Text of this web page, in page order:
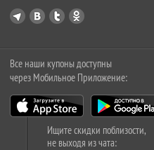
Все наши купоны доступны
через Мобильное Приложение:
Ищите скидки поблизости,
не выходя из чата: